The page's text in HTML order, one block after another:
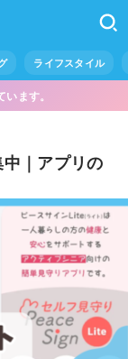
ライフスタイル
ます。
中｜アプリの